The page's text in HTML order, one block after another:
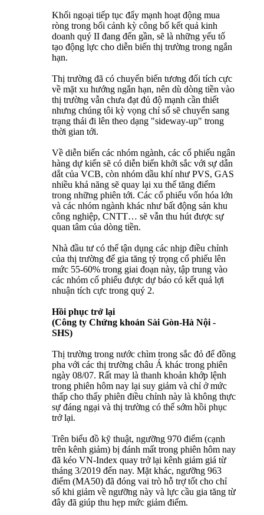
Khối ngoại tiếp tục đẩy mạnh hoạt động mua
ròng trong bối cảnh kỳ công bố kết quả kinh
doanh quý II đang đến gần, sẽ là những yếu tố
tạo động lực cho diễn biến thị trường trong ngắn
hạn.
Thị trường đã có chuyển biến tương đối tích cực
về mặt xu hướng ngắn hạn, nên dù dòng tiền vào
thị trường vẫn chưa đạt đủ độ mạnh cần thiết
nhưng chúng tôi kỳ vọng chỉ số sẽ chuyển sang
trạng thái đi lên theo dạng "sideway-up" trong
thời gian tới.
Về diễn biến các nhóm ngành, các cổ phiếu ngân
hàng dự kiến sẽ có diễn biến khởi sắc với sự dẫn
dắt của VCB, còn nhóm dầu khí như PVS, GAS
nhiều khả năng sẽ quay lại xu thế tăng điểm
trong những phiên tới. Các cổ phiếu vốn hóa lớn
và các nhóm ngành khác như bất động sản khu
công nghiệp, CNTT… sẽ vẫn thu hút được sự
quan tâm của dòng tiền.
Nhà đầu tư có thể tận dụng các nhịp điều chỉnh
của thị trường để gia tăng tỷ trọng cổ phiếu lên
mức 55-60% trong giai đoạn này, tập trung vào
các nhóm cổ phiếu được dự báo có kết quả lợi
nhuận tích cực trong quý 2.
Hồi phục trở lại
(Công ty Chứng khoán Sài Gòn-Hà Nội -
SHS)
Thị trường trong nước chìm trong sắc đỏ để đồng
pha với các thị trường châu Á khác trong phiên
ngày 08/07. Rất may là thanh khoản khớp lệnh
trong phiên hôm nay lại suy giảm và chỉ ở mức
thấp cho thấy phiên điều chỉnh này là không thực
sự đáng ngại và thị trường có thể sớm hồi phục
trở lại.
Trên biểu đồ kỹ thuật, ngưỡng 970 điểm (cạnh
trên kênh giảm) bị đánh mất trong phiên hôm nay
đã kéo VN-Index quay trở lại kênh giảm giá từ
tháng 3/2019 đến nay. Mặt khác, ngưỡng 963
điểm (MA50) đã đóng vai trò hỗ trợ tốt cho chỉ
số khi giảm về ngưỡng này và lực cầu gia tăng từ
đây đã giúp thu hẹp mức giảm điểm.